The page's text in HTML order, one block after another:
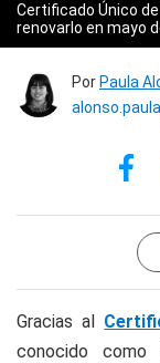
Certificado Único
renovarlo en mayo
Por Paula
Gracias al
conocido como